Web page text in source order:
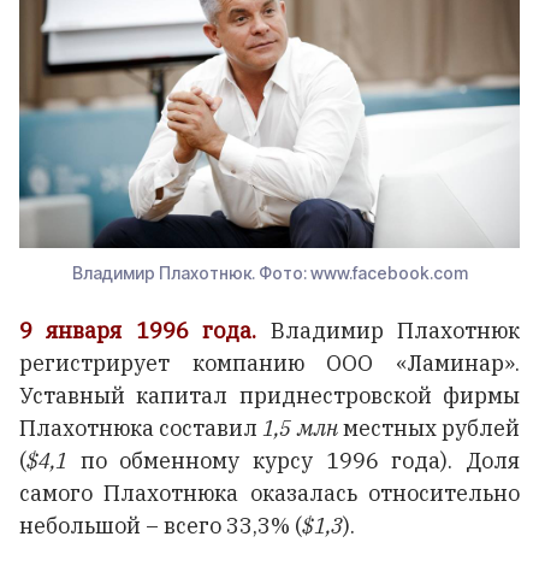
Владимир Плахотнюк. Фото: www.facebook.com
9 января 1996 года. Владимир Плахотнюк
регистрирует компанию ООО «Ламинар».
Уставный капитал приднестровской фирмы
Плахотнюка составил 1,5 млнместных рублей
($4,1 по обменному курсу 1996 года). Доля
самого Плахотнюка оказалась относительно
небольшой – всего 33,3% ($1,3).